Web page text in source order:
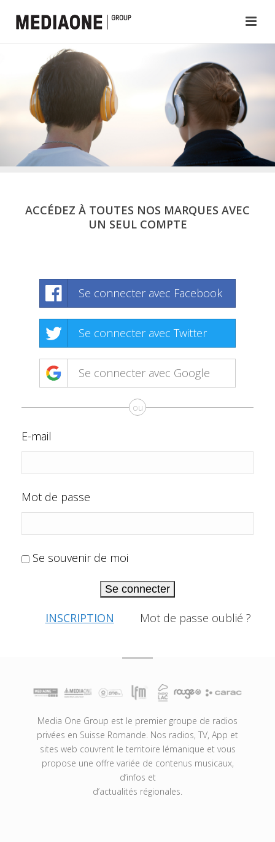
ACCÉDEZ À TOUTES NOS MARQUES AVEC
UN SEUL COMPTE
Se connecter avec Facebook
Se connecter avec Twitter
Se connecter avec Google
ou
E-mail
Mot de passe
Se souvenir de moi
Se connecter
INSCRIPTION Mot de passe oublié ?
Media One Group est le premier groupe de radios
privées en Suisse Romande. Nos radios, TV, App et
sites web couvrent le territoire lémanique et vous
propose une offre variée de contenus musicaux,
d’infos et
d’actualités régionales.